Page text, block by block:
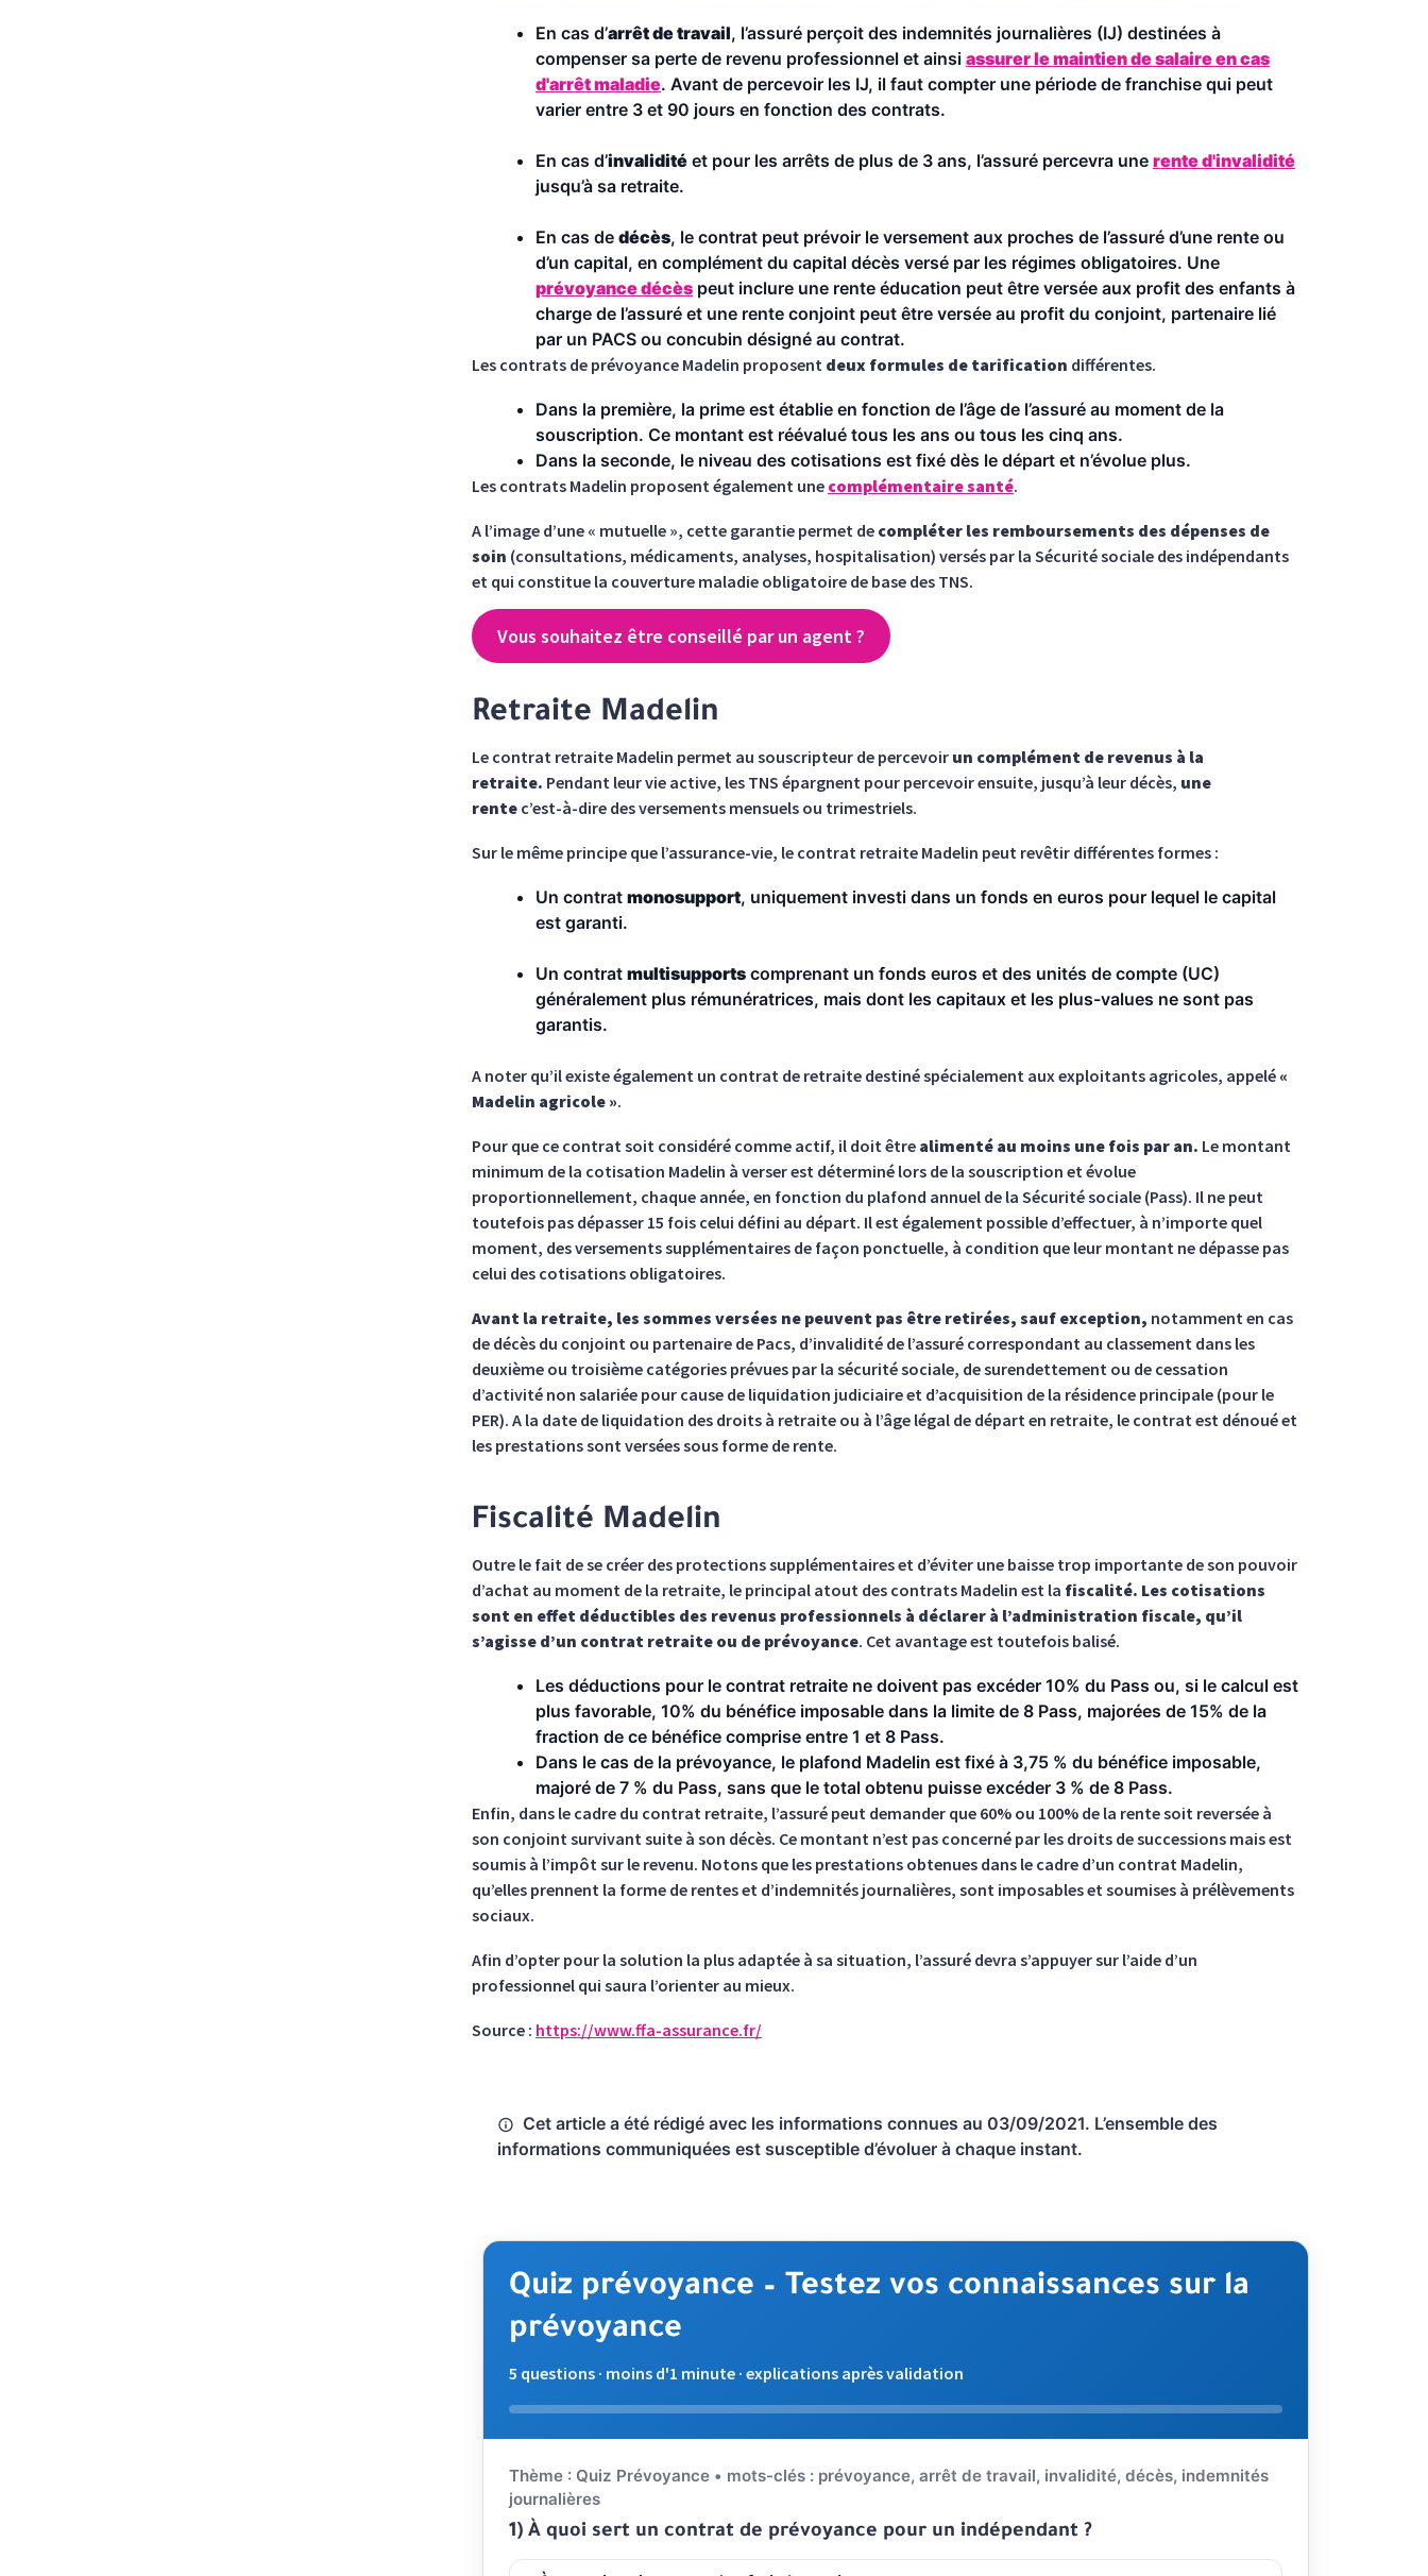
En cas d’arrêt de travail, l’assuré perçoit des indemnités journalières (IJ) destinées à
compenser sa perte de revenu professionnel et ainsi assurer le maintien de salaire en cas
d'arrêt maladie. Avant de percevoir les IJ, il faut compter une période de franchise qui peut
varier entre 3 et 90 jours en fonction des contrats.
En cas d’invalidité et pour les arrêts de plus de 3 ans, l’assuré percevra une rente d'invalidité
jusqu’à sa retraite.
En cas de décès, le contrat peut prévoir le versement aux proches de l’assuré d’une rente ou
d’un capital, en complément du capital décès versé par les régimes obligatoires. Une
prévoyance décès peut inclure une rente éducation peut être versée aux profit des enfants à
charge de l’assuré et une rente conjoint peut être versée au profit du conjoint, partenaire lié
par un PACS ou concubin désigné au contrat.
Les contrats de prévoyance Madelin proposent deux formules de tarification différentes.
Dans la première, la prime est établie en fonction de l’âge de l’assuré au moment de la
souscription. Ce montant est réévalué tous les ans ou tous les cinq ans.
Dans la seconde, le niveau des cotisations est fixé dès le départ et n’évolue plus.
Les contrats Madelin proposent également une complémentaire santé.
A l’image d’une « mutuelle », cette garantie permet de compléter les remboursements des dépenses de
soin (consultations, médicaments, analyses, hospitalisation) versés par la Sécurité sociale des indépendants
et qui constitue la couverture maladie obligatoire de base des TNS.
Vous souhaitez être conseillé par un agent ?
Retraite Madelin
Le contrat retraite Madelin permet au souscripteur de percevoir un complément de revenus à la
retraite. Pendant leur vie active, les TNS épargnent pour percevoir ensuite, jusqu’à leur décès, une
rente c’est-à-dire des versements mensuels ou trimestriels.
Sur le même principe que l’assurance-vie, le contrat retraite Madelin peut revêtir différentes formes :
Un contrat monosupport, uniquement investi dans un fonds en euros pour lequel le capital
est garanti.
Un contrat multisupports comprenant un fonds euros et des unités de compte (UC)
généralement plus rémunératrices, mais dont les capitaux et les plus-values ne sont pas
garantis.
A noter qu’il existe également un contrat de retraite destiné spécialement aux exploitants agricoles, appelé «
Madelin agricole ».
Pour que ce contrat soit considéré comme actif, il doit être alimenté au moins une fois par an. Le montant
minimum de la cotisation Madelin à verser est déterminé lors de la souscription et évolue
proportionnellement, chaque année, en fonction du plafond annuel de la Sécurité sociale (Pass). Il ne peut
toutefois pas dépasser 15 fois celui défini au départ. Il est également possible d’effectuer, à n’importe quel
moment, des versements supplémentaires de façon ponctuelle, à condition que leur montant ne dépasse pas
celui des cotisations obligatoires.
Avant la retraite, les sommes versées ne peuvent pas être retirées, sauf exception, notamment en cas
de décès du conjoint ou partenaire de Pacs, d’invalidité de l’assuré correspondant au classement dans les
deuxième ou troisième catégories prévues par la sécurité sociale, de surendettement ou de cessation
d’activité non salariée pour cause de liquidation judiciaire et d’acquisition de la résidence principale (pour le
PER). A la date de liquidation des droits à retraite ou à l’âge légal de départ en retraite, le contrat est dénoué et
les prestations sont versées sous forme de rente.
Fiscalité Madelin
Outre le fait de se créer des protections supplémentaires et d’éviter une baisse trop importante de son pouvoir
d’achat au moment de la retraite, le principal atout des contrats Madelin est la fiscalité. Les cotisations
sont en effet déductibles des revenus professionnels à déclarer à l’administration fiscale, qu’il
s’agisse d’un contrat retraite ou de prévoyance. Cet avantage est toutefois balisé.
Les déductions pour le contrat retraite ne doivent pas excéder 10% du Pass ou, si le calcul est
plus favorable, 10% du bénéfice imposable dans la limite de 8 Pass, majorées de 15% de la
fraction de ce bénéfice comprise entre 1 et 8 Pass.
Dans le cas de la prévoyance, le plafond Madelin est fixé à 3,75 % du bénéfice imposable,
majoré de 7 % du Pass, sans que le total obtenu puisse excéder 3 % de 8 Pass.
Enfin, dans le cadre du contrat retraite, l’assuré peut demander que 60% ou 100% de la rente soit reversée à
son conjoint survivant suite à son décès. Ce montant n’est pas concerné par les droits de successions mais est
soumis à l’impôt sur le revenu. Notons que les prestations obtenues dans le cadre d’un contrat Madelin,
qu’elles prennent la forme de rentes et d’indemnités journalières, sont imposables et soumises à prélèvements
sociaux.
Afin d’opter pour la solution la plus adaptée à sa situation, l’assuré devra s’appuyer sur l’aide d’un
professionnel qui saura l’orienter au mieux.
Source : https://www.ffa-assurance.fr/
Cet article a été rédigé avec les informations connues au 03/09/2021. L’ensemble des
informations communiquées est susceptible d’évoluer à chaque instant.
Quiz prévoyance – Testez vos connaissances sur la
prévoyance
5 questions · moins d'1 minute · explications après validation
Répondez aux questions. Validez votre choix pour voir l'explication, puis continuez.
Thème : Quiz Prévoyance • mots-clés : prévoyance, arrêt de travail, invalidité, décès, indemnités
journalières
1) À quoi sert un contrat de prévoyance pour un indépendant ?